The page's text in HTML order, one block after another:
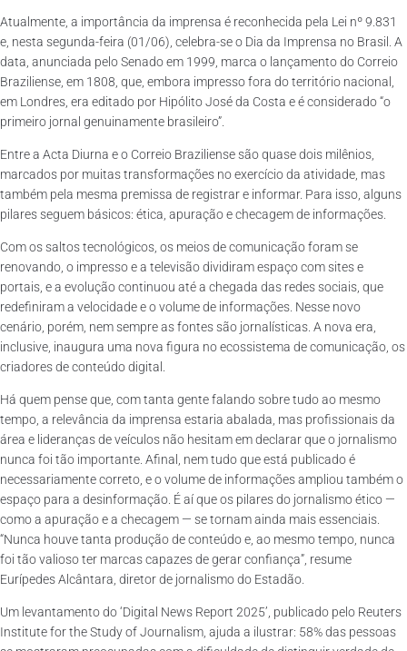
Atualmente, a importância da imprensa é reconhecida pela Lei nº 9.831
e, nesta segunda-feira (01/06), celebra-se o Dia da Imprensa no Brasil. A
data, anunciada pelo Senado em 1999, marca o lançamento do Correio
Braziliense, em 1808, que, embora impresso fora do território nacional,
em Londres, era editado por Hipólito José da Costa e é considerado “o
primeiro jornal genuinamente brasileiro”.
Entre a Acta Diurna e o Correio Braziliense são quase dois milênios,
marcados por muitas transformações no exercício da atividade, mas
também pela mesma premissa de registrar e informar. Para isso, alguns
pilares seguem básicos: ética, apuração e checagem de informações.
Com os saltos tecnológicos, os meios de comunicação foram se
renovando, o impresso e a televisão dividiram espaço com sites e
portais, e a evolução continuou até a chegada das redes sociais, que
redefiniram a velocidade e o volume de informações. Nesse novo
cenário, porém, nem sempre as fontes são jornalísticas. A nova era,
inclusive, inaugura uma nova figura no ecossistema de comunicação, os
criadores de conteúdo digital.
Há quem pense que, com tanta gente falando sobre tudo ao mesmo
tempo, a relevância da imprensa estaria abalada, mas profissionais da
área e lideranças de veículos não hesitam em declarar que o jornalismo
nunca foi tão importante. Afinal, nem tudo que está publicado é
necessariamente correto, e o volume de informações ampliou também o
espaço para a desinformação. É aí que os pilares do jornalismo ético —
como a apuração e a checagem — se tornam ainda mais essenciais.
“Nunca houve tanta produção de conteúdo e, ao mesmo tempo, nunca
foi tão valioso ter marcas capazes de gerar confiança”, resume
Eurípedes Alcântara, diretor de jornalismo do Estadão.
Um levantamento do ‘Digital News Report 2025’, publicado pelo Reuters
Institute for the Study of Journalism, ajuda a ilustrar: 58% das pessoas